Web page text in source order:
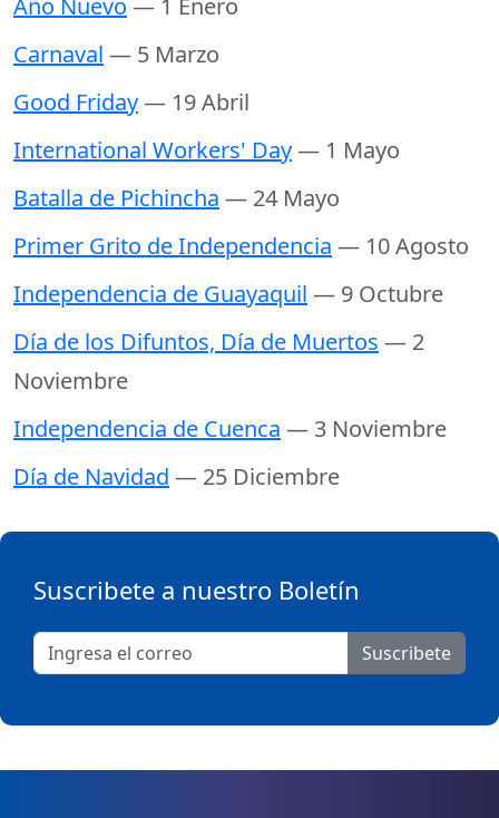
Carnaval — 5 Marzo
Good Friday— 19 Abril
International Workers' Day— 1 Mayo
Batalla de Pichincha — 24 Mayo
Primer Grito de Independencia — 10 Agosto
Independencia de Guayaquil — 9 Octubre
Día de los Difuntos, Día de Muertos — 2
Noviembre
Independencia de Cuenca — 3 Noviembre
Día de Navidad — 25 Diciembre
Suscribete a nuestro Boletín
Suscribete